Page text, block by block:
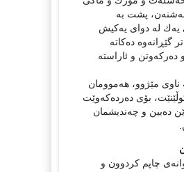
پشت بە
یەك لە دوای یەكیش
گێڕانەوە دەكاتە
دەركەوتن و ئاراستە
مێژوو، هەموومان
بۆی دەردەكەوێت
دەبین و چەندیشمان
چاپم كردوون و